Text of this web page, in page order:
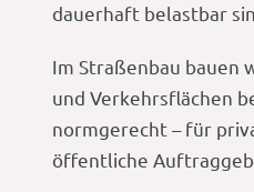
dauerhaft belastbar
Im Straßenbau bauen
und Verkehrsflächen
normgerecht – für
öffentliche